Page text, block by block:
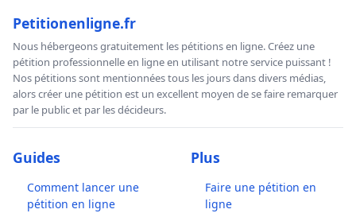
Petitionenligne.fr
Nous hébergeons gratuitement les pétitions en ligne. Créez une
pétition professionnelle en ligne en utilisant notre service puissant !
Nos pétitions sont mentionnées tous les jours dans divers médias,
alors créer une pétition est un excellent moyen de se faire remarquer
par le public et par les décideurs.
Guides
Comment lancer une
pétition en ligne
Plus
Faire une pétition en
ligne